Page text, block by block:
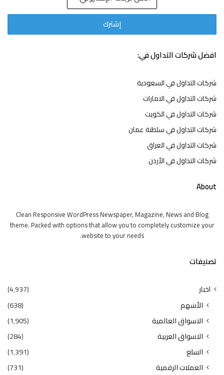
افضل شركات التداول في:
شركات التداول في السعودية
شركات التداول في الامارات
شركات التداول في الكويت
شركات التداول في سلطنة عمان
شركات التداول في العراق
شركات التداول في الأردن
About
Clean Responsive WordPress Newspaper, Magazine, News and Blog
theme. Packed with options that allow you to completely customize your
website to your needs.
تصنيفات
اخبار (4٬937)
الأسهم
(638)
الاسواق العالمية
(1٬905)
الاسواق العربية
(284)
السلع
(1٬391)
العملات الرقمية
(731)